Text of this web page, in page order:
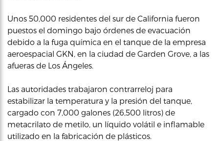
Unos 50,000 residentes del sur de California fueron
puestos el domingo bajo órdenes de evacuación
debido a la fuga química en el tanque de la empresa
aeroespacial GKN, en la ciudad de Garden Grove, a las
afueras de Los Ángeles.
Las autoridades trabajaron contrarreloj para
estabilizar la temperatura y la presión del tanque,
cargado con 7,000 galones (26,500 litros) de
metacrilato de metilo, un líquido volátil e inflamable
utilizado en la fabricación de plásticos.